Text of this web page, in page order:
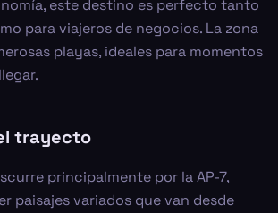
este destino es perfecto tanto
para viajeros de negocios. La zona
playas, ideales para momentos
trayecto
principalmente por la AP-7,
paisajes variados que van desde